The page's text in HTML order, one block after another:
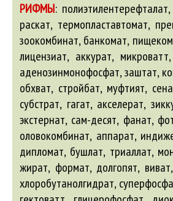
РИФМЫ:
раскат, термопластавтомат,
зоокомбинат, банкомат,
лицензиат, аккурат,
аденозинмонофосфат, заштат,
обхват, стройбат, муфтият,
субстрат, гагат, акселерат,
экстернат, сам-десят, фанат,
оловокомбинат, аппарат,
дипломат, бушлат, триаллат,
жират, формат, долгопят,
хлоробутанолгидрат,